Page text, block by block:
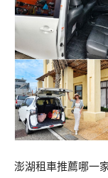
澎湖租車推薦哪一